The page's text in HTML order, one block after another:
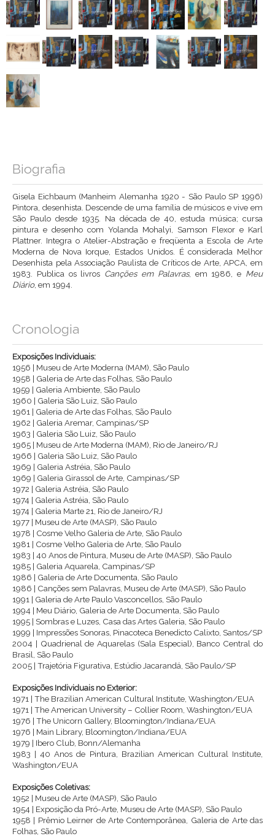
Biografia
Gisela Eichbaum (Manheim Alemanha 1920 - São Paulo SP 1996)
Pintora, desenhista. Descende de uma família de músicos e vive em
São Paulo desde 1935. Na década de 40, estuda música; cursa
pintura e desenho com Yolanda Mohalyi, Samson Flexor e Karl
Plattner. Integra o Atelier-Abstração e freqüenta a Escola de Arte
Moderna de Nova Iorque, Estados Unidos. É considerada Melhor
Desenhista pela Associação Paulista de Críticos de Arte, APCA, em
1983. Publica os livros Canções em Palavras, em 1986, e Meu
Diário, em 1994.
Cronologia
Exposições Individuais:
1956 | Museu de Arte Moderna (MAM), São Paulo
1958 | Galeria de Arte das Folhas, São Paulo
1959 | Galeria Ambiente, São Paulo
1960 | Galeria São Luiz, São Paulo
1961 | Galeria de Arte das Folhas, São Paulo
1962 | Galeria Aremar, Campinas/SP
1963 | Galeria São Luiz, São Paulo
1965 | Museu de Arte Moderna (MAM), Rio de Janeiro/RJ
1966 | Galeria São Luiz, São Paulo
1969 | Galeria Astréia, São Paulo
1969 | Galeria Girassol de Arte, Campinas/SP
1972 | Galeria Astréia, São Paulo
1974 | Galeria Astréia, São Paulo
1974 | Galeria Marte 21, Rio de Janeiro/RJ
1977 | Museu de Arte (MASP), São Paulo
1978 | Cosme Velho Galeria de Arte, São Paulo
1981 | Cosme Velho Galeria de Arte, São Paulo
1983 | 40 Anos de Pintura, Museu de Arte (MASP), São Paulo
1985 | Galeria Aquarela, Campinas/SP
1986 | Galeria de Arte Documenta, São Paulo
1986 | Canções sem Palavras, Museu de Arte (MASP), São Paulo
1991 | Galeria de Arte Paulo Vasconcellos, São Paulo
1994 | Meu Diário, Galeria de Arte Documenta, São Paulo
1995 | Sombras e Luzes, Casa das Artes Galeria, São Paulo
1999 | Impressões Sonoras, Pinacoteca Benedicto Calixto, Santos/SP
2004 | Quadrienal de Aquarelas (Sala Especial), Banco Central do
Brasil, São Paulo
2005 | Trajetória Figurativa, Estúdio Jacarandá, São Paulo/SP
Exposições Individuais no Exterior:
1971 | The Brazilian American Cultural Institute, Washington/EUA
1971 | The American University – Collier Room, Washington/EUA
1976 | The Unicorn Gallery, Bloomington/Indiana/EUA
1976 | Main Library, Bloomington/Indiana/EUA
1979 | Ibero Club, Bonn/Alemanha
1983 | 40 Anos de Pintura, Brazilian American Cultural Institute,
Washington/EUA
Exposições Coletivas:
1952 | Museu de Arte (MASP), São Paulo
1954 | Exposição da Pró-Arte, Museu de Arte (MASP), São Paulo
1958 | Prêmio Leirner de Arte Contemporânea, Galeria de Arte das
Folhas, São Paulo